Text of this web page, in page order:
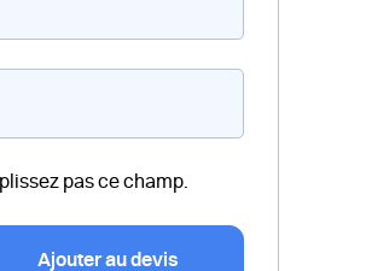
pas ce champ.
Ajouter au devis